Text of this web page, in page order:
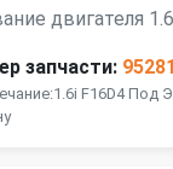
двигателя
запчасти:
F16D4 Под